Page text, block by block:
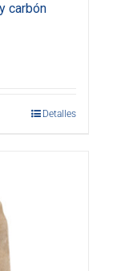
carbón
Detalles